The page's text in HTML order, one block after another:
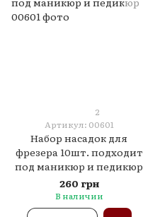
2
Артикул: 00601
Набор насадок для
фрезера 10шт. подходит
под маникюр и педикюр
260 грн
В наличии